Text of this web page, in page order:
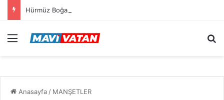
Hürmüz Boğazı için yeni rota gündemde
Menü
Anasayfa / MANŞETLER